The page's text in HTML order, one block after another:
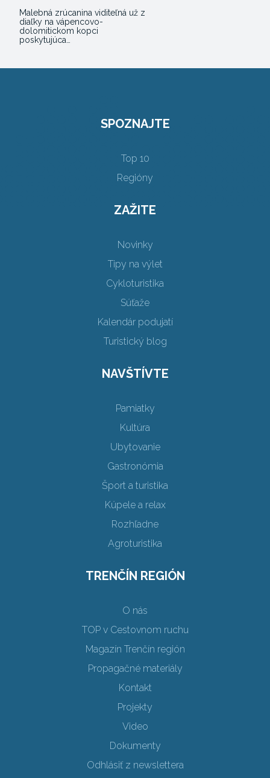
Malebná zrúcanina viditeľná už z
diaľky na vápencovo-
dolomitickom kopci
poskytujúca…
SPOZNAJTE
Top 10
Regióny
ZAŽITE
Novinky
Tipy na výlet
Cykloturistika
Súťaže
Kalendár podujatí
Turistický blog
NAVŠTÍVTE
Pamiatky
Kultúra
Ubytovanie
Gastronómia
Šport a turistika
Kúpele a relax
Rozhľadne
Agroturistika
TRENČÍN REGIÓN
O nás
TOP v Cestovnom ruchu
Magazín Trenčín región
Propagačné materiály
Kontakt
Projekty
Video
Dokumenty
Odhlásiť z newslettera